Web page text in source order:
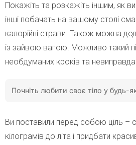
Покажіть та розкажіть іншим, як
інші побачать на вашому столі
калорійні страви. Також можна
із зайвою вагою. Можливо такий
необдуманих кроків та
Почніть любити своє тіло у будь-
Ви поставили перед собою ціль –
кілограмів до літа і придбати